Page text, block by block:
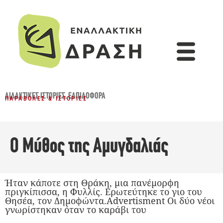
ΔΙΔΑΚΤΙΚΈΣ ΙΣΤΟΡΊΕΣ,ΕΛΠΙΔΟΦΌΡΑ
ΠΑΡΑΒΟΛΈΣ & ΙΣΤΟΡΊΕΣ
Ο Μύθος της Αμυγδαλιάς
Ήταν κάποτε στη Θράκη, μια πανέμορφη
πριγκίπισσα, η Φυλλίς. Ερωτεύτηκε το γιο του
Θησέα, τον Δημοφώντα.Advertisment Οι δύο νέοι
γνωρίστηκαν όταν το καράβι του